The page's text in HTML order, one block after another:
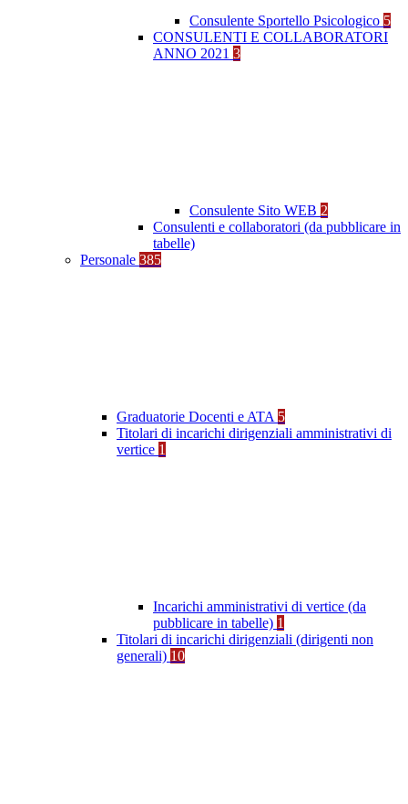
Consulente Sportello Psicologico 5
CONSULENTI E COLLABORATORI
ANNO 2021 3
Consulente Sito WEB 2
Consulenti e collaboratori (da pubblicare in
tabelle)
Personale 385
Graduatorie Docenti e ATA 5
Titolari di incarichi dirigenziali amministrativi di
vertice 1
Incarichi amministrativi di vertice (da
pubblicare in tabelle) 1
Titolari di incarichi dirigenziali (dirigenti non
generali) 10